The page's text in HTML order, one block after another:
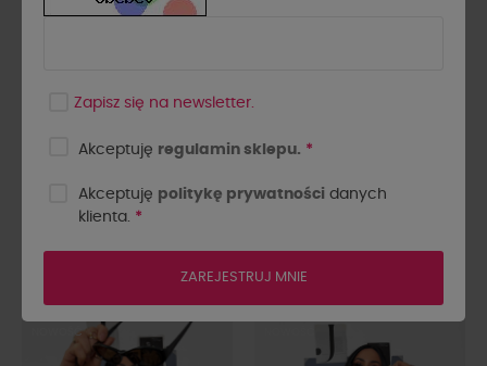
Koszula oversize w kratę
239,00 zł
NOWOŚĆ
Zapisz się na newsletter.
Akceptuję regulamin sklepu. *
Akceptuję politykę prywatności danych
klienta. *
ZAREJESTRUJ MNIE